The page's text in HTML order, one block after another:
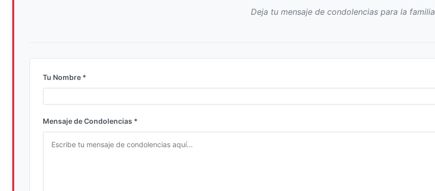
Deja tu mensaje de condolencias para la familia
Tu Nombre *
Mensaje de Condolencias *